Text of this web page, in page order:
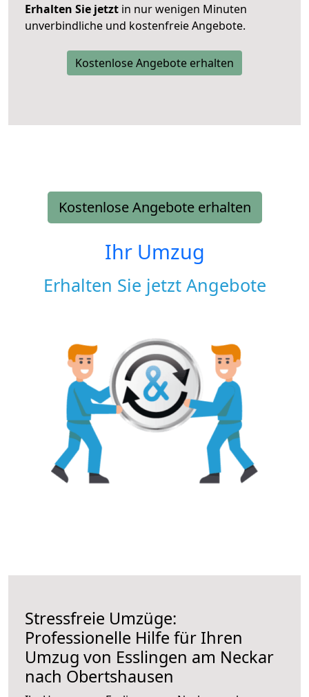
Erhalten Sie jetzt in nur wenigen Minuten
unverbindliche und kostenfreie Angebote.
Kostenlose Angebote erhalten
Kostenlose Angebote erhalten
Ihr Umzug
Erhalten Sie jetzt Angebote
Stressfreie Umzüge:
Professionelle Hilfe für Ihren
Umzug von Esslingen am Neckar
nach Obertshausen